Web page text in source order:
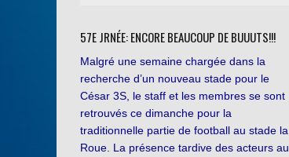
57E JRNÉE: ENCORE BEAUCOUP DE BUUUTS!!!
Malgré une semaine chargée dans la
recherche d’un nouveau stade pour le
César 3S, le staff et les membres se sont
retrouvés ce dimanche pour la
traditionnelle partie de football au stade la
Roue. La présence tardive des acteurs au